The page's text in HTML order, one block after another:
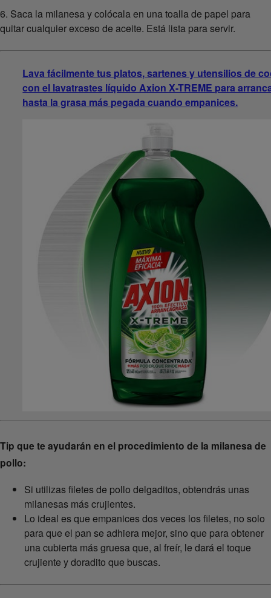
6. Saca la milanesa y colócala en una toalla de papel para
quitar cualquier exceso de aceite. Está lista para servir.
Lava fácilmente tus platos, sartenes y utensilios de
con el lavatrastes líquido Axion X-TREME para
hasta la grasa más pegada cuando empanices.
Tip que te ayudarán en el procedimiento de la milanesa de
pollo:
Si utilizas filetes de pollo delgaditos, obtendrás unas
milanesas más crujientes.
Lo ideal es que empanices dos veces los filetes, no solo
para que el pan se adhiera mejor, sino que para obtener
una cubierta más gruesa que, al freír, le dará el toque
crujiente y doradito que buscas.